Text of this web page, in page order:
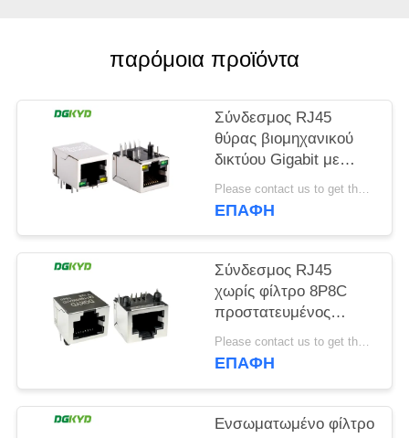
SITEMAP
ΠΟΛΙΤΙΚΉ
ΜΥΣΤΙΚΌΤΗΤΑΣ
παρόμοια προϊόντα
Σύνδεσμος RJ45
θύρας βιομηχανικού
δικτύου Gigabit με
προστατευτική ζώνη
φωτός TAB DOWN
Please contact us to get the latest price. MOQ:1 Τεμάχιο
ΕΠΑΦΉ
Σύνδεσμος RJ45
χωρίς φίλτρο 8P8C
προστατευμένος
σύνδεσμος
DGKYD561188GWA1DY128
Please contact us to get the latest price. MOQ:1 Τεμάχιο
ΕΠΑΦΉ
Ενσωματωμένο φίλτρο